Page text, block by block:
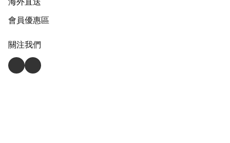
海外直送
會員優惠區
關注我們